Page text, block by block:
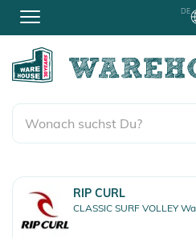
DE
RIP CURL
CLASSIC SURF VOLLEY